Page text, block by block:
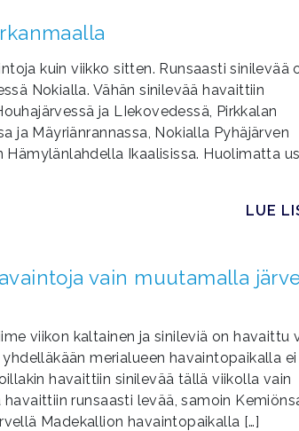
kuin viikko sitten. Runsaasti sinilevää
Nokialla. Vähän sinilevää havaittiin
ja LIekovedessä, Pirkkalan
ja Mäyriänrannassa, Nokialla Pyhäjärven
Hämylänlahdella Ikaalisissa. Huolimatta
LUE
vain muutamalla
viikon kaltainen ja sinileviä on havaittu
merialueen havaintopaikalla ei
havaittiin sinilevää tällä viikolla vain
runsaasti levää, samoin
Madekallion havaintopaikalla […]